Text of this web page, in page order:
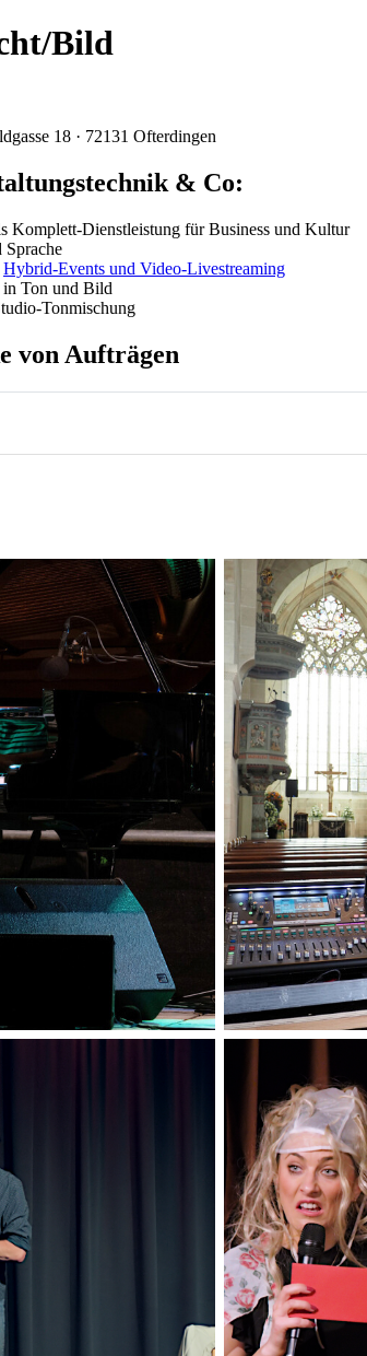
Bild
18 · 72131 Ofterdingen
& Co:
Komplett-Dienst­leistung für Busi­ness und Kultur
Hybrid-Events und Video-Live­streaming
in Ton und Bild
Ton­mischung
von Aufträgen